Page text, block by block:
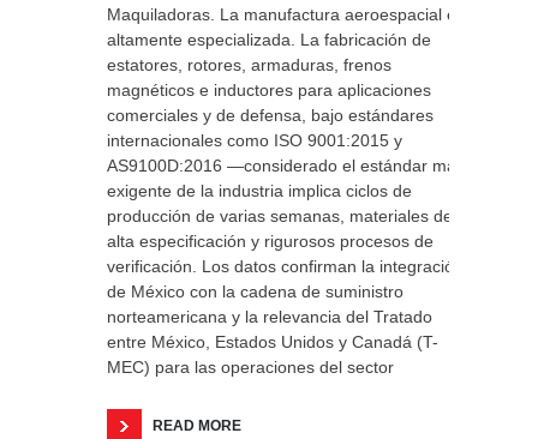
Maquiladoras. La manufactura aeroespacial es
altamente especializada. La fabricación de
estatores, rotores, armaduras, frenos
magnéticos e inductores para aplicaciones
comerciales y de defensa, bajo estándares
internacionales como ISO 9001:2015 y
AS9100D:2016 —considerado el estándar más
exigente de la industria implica ciclos de
producción de varias semanas, materiales de
alta especificación y rigurosos procesos de
verificación. Los datos confirman la integración
de México con la cadena de suministro
norteamericana y la relevancia del Tratado
entre México, Estados Unidos y Canadá (T-
MEC) para las operaciones del sector
READ MORE